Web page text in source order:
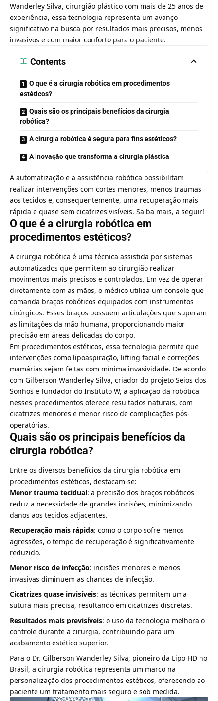
Wanderley Silva, cirurgião plástico com mais de 25 anos de
experiência, essa tecnologia representa um avanço
significativo na busca por resultados mais precisos, menos
invasivos e com maior conforto para o paciente.
Contents
O que é a cirurgia robótica em procedimentos
estéticos?
Quais são os principais benefícios da cirurgia
robótica?
A cirurgia robótica é segura para fins estéticos?
A inovação que transforma a cirurgia plástica
A automatização e a assistência robótica possibilitam
realizar intervenções com cortes menores, menos traumas
aos tecidos e, consequentemente, uma recuperação mais
rápida e quase sem cicatrizes visíveis. Saiba mais, a seguir!
O que é a cirurgia robótica em
procedimentos estéticos?
A cirurgia robótica é uma técnica assistida por sistemas
automatizados que permitem ao cirurgião realizar
movimentos mais precisos e controlados. Em vez de operar
diretamente com as mãos, o médico utiliza um console que
comanda braços robóticos equipados com instrumentos
cirúrgicos. Esses braços possuem articulações que superam
as limitações da mão humana, proporcionando maior
precisão em áreas delicadas do corpo.
Em procedimentos estéticos, essa tecnologia permite que
intervenções como lipoaspiração, lifting facial e correções
mamárias sejam feitas com mínima invasividade. De acordo
com Gilberson Wanderley Silva, criador do projeto Seios dos
Sonhos e fundador do Instituto W, a aplicação da robótica
nesses procedimentos oferece resultados naturais, com
cicatrizes menores e menor risco de complicações pós-
operatórias.
Quais são os principais benefícios da
cirurgia robótica?
Entre os diversos benefícios da cirurgia robótica em
procedimentos estéticos, destacam-se:
Menor trauma tecidual: a precisão dos braços robóticos
reduz a necessidade de grandes incisões, minimizando
danos aos tecidos adjacentes.
Recuperação mais rápida: como o corpo sofre menos
agressões, o tempo de recuperação é significativamente
reduzido.
Menor risco de infecção: incisões menores e menos
invasivas diminuem as chances de infecção.
Cicatrizes quase invisíveis: as técnicas permitem uma
sutura mais precisa, resultando em cicatrizes discretas.
Resultados mais previsíveis: o uso da tecnologia melhora o
controle durante a cirurgia, contribuindo para um
acabamento estético superior.
Para o Dr. Gilberson Wanderley Silva, pioneiro da Lipo HD no
Brasil, a cirurgia robótica representa um marco na
personalização dos procedimentos estéticos, oferecendo ao
paciente um tratamento mais seguro e sob medida.